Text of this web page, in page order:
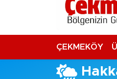
ÇEKMEKÖY
Trafik Durumu
Süper Lig Puan
Tüm Manşetler